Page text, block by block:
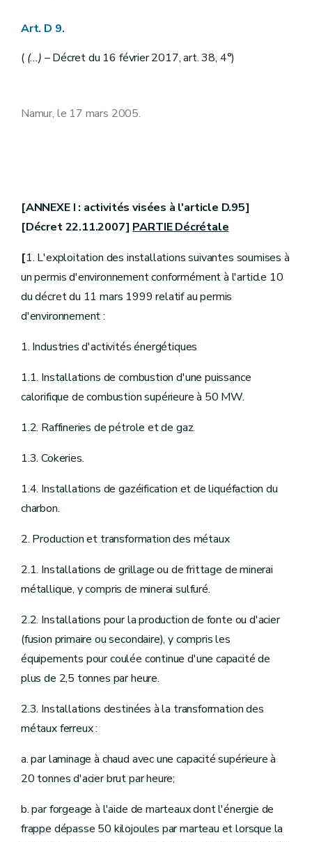
Art. D 9.
( (...) – Décret du 16 février 2017, art. 38, 4°)
Namur, le 17 mars 2005.
[ANNEXE I : activités visées à l'article D.95]
[Décret 22.11.2007] PARTIE Décrétale
[1. L'exploitation des installations suivantes soumises à
un permis d'environnement conformément à l'article 10
du décret du 11 mars 1999 relatif au permis
d'environnement :
1. Industries d'activités énergétiques
1.1. Installations de combustion d'une puissance
calorifique de combustion supérieure à 50 MW.
1.2. Raffineries de pétrole et de gaz.
1.3. Cokeries.
1.4. Installations de gazéification et de liquéfaction du
charbon.
2. Production et transformation des métaux
2.1. Installations de grillage ou de frittage de minerai
métallique, y compris de minerai sulfuré.
2.2. Installations pour la production de fonte ou d'acier
(fusion primaire ou secondaire), y compris les
équipements pour coulée continue d'une capacité de
plus de 2,5 tonnes par heure.
2.3. Installations destinées à la transformation des
métaux ferreux :
a. par laminage à chaud avec une capacité supérieure à
20 tonnes d'acier brut par heure;
b. par forgeage à l'aide de marteaux dont l'énergie de
frappe dépasse 50 kilojoules par marteau et lorsque la